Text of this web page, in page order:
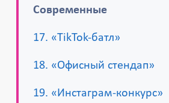
Современные
17. «TikTok-батл»
18. «Офисный стендап»
19. «Инстаграм-конкурс»